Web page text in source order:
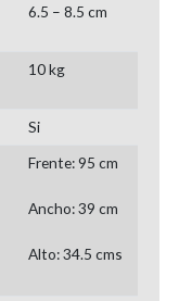
6.5 – 8.5 cm
10 kg
Si
Frente: 95 cm
Ancho: 39 cm
Alto: 34.5 cms